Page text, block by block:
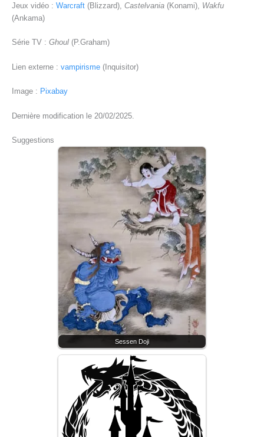
Jeux vidéo : Warcraft (Blizzard), Castelvania (Konami), Wakfu
(Ankama)
Série TV : Ghoul (P.Graham)
Lien externe : vampirisme (Inquisitor)
Image : Pixabay
Dernière modification le 20/02/2025.
Suggestions
Sessen Doji